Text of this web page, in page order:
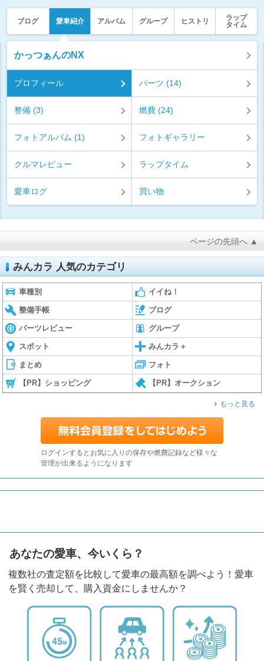
ブログ 愛車紹介 アルバム グループ ヒストリ
ラップ
タイム
かっつぁんのNX
プロフィール パーツ (14)
整備 (3) 燃費 (24)
フォトアルバム (1) フォトギャラリー
クルマレビュー ラップタイム
愛車ログ 買い物
ページの先頭へ ▲
みんカラ 人気のカテゴリ
車種別 イイね！
整備手帳 ブログ
パーツレビュー グループ
スポット みんカラ＋
まとめ フォト
【PR】ショッピング 【PR】オークション
もっと見る
ログインするとお気に入りの保存や燃費記録など様々な
管理が出来るようになります
あなたの愛車、今いくら？
複数社の査定額を比較して愛車の最高額を調べよう！愛車
を賢く売却して、購入資金にしませんか？